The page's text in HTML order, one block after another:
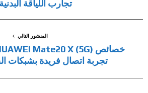
تجارب اللياقة البدنية
المنشور التالي
تجربة اتصال فريدة بشبكات